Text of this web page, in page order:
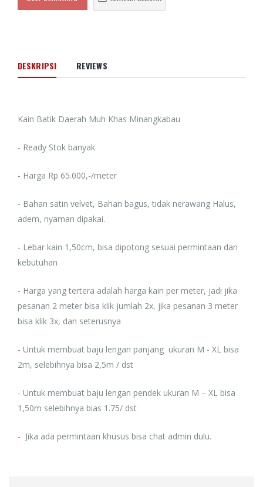
DESKRIPSI REVIEWS
Kain Batik Daerah Muh Khas Minangkabau
- Ready Stok banyak
- Harga Rp 65.000,-/meter
- Bahan satin velvet, Bahan bagus, tidak nerawang Halus,
adem, nyaman dipakai.
- Lebar kain 1,50cm, bisa dipotong sesuai permintaan dan
kebutuhan
- Harga yang tertera adalah harga kain per meter, jadi jika
pesanan 2 meter bisa klik jumlah 2x, jika pesanan 3 meter
bisa klik 3x, dan seterusnya
- Untuk membuat baju lengan panjang ukuran M - XL bisa
2m, selebihnya bisa 2,5m / dst
- Untuk membuat baju lengan pendek ukuran M – XL bisa
1,50m selebihnya bias 1.75/ dst
- Jika ada permintaan khusus bisa chat admin dulu.